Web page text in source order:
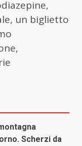
un biglietto
Scherzi da